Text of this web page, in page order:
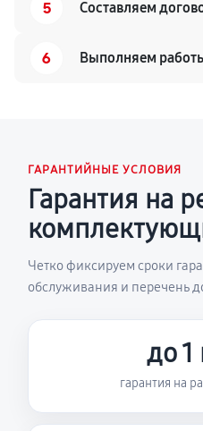
5 Составляем
6 Выполняем
ГАРАНТИЙНЫЕ УСЛОВИЯ
Гарантия на
Четко фиксируем сроки
обслуживания и перечень
до 1
гарантия на